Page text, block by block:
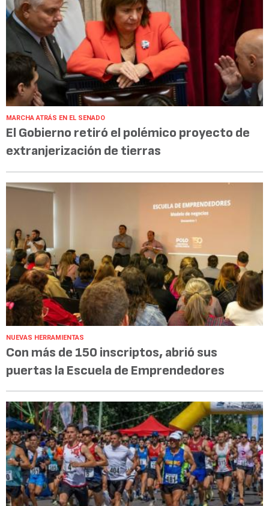
MARCHA ATRÁS EN EL SENADO
El Gobierno retiró el polémico proyecto de
extranjerización de tierras
NUEVAS HERRAMIENTAS
Con más de 150 inscriptos, abrió sus
puertas la Escuela de Emprendedores